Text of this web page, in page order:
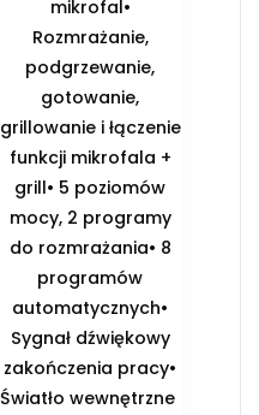
mikrofal•
Rozmrażanie,
podgrzewanie,
gotowanie,
grillowanie i łączenie
funkcji mikrofala +
grill• 5 poziomów
mocy, 2 programy
do rozmrażania• 8
programów
automatycznych•
Sygnał dźwiękowy
zakończenia pracy•
Światło wewnętrzne